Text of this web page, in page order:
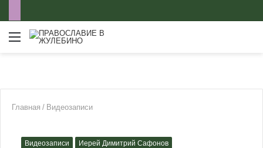
Меню
Главная / Видеозаписи
Видеозаписи
Иерей Димитрий Сафонов